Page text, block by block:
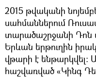
2015 թվականի
սահմաններում
տարածաշրջանի Դոն
Երևան երթուղին
վթարի է ենթարկվել:
հաշվառված «Կինգ